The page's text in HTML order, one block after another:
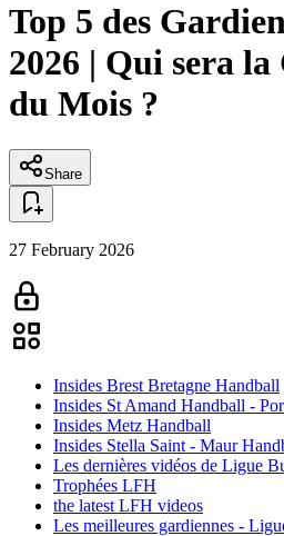
Top 5 des
2026 | Qui sera
du Mois ?
Share
27 February 2026
Insides Brest Bretagne Handball
Insides St Amand Handball -
Insides Metz Handball
Insides Stella Saint - Maur
Les dernières vidéos de Ligue
Trophées LFH
the latest LFH videos
Les meilleures gardiennes -